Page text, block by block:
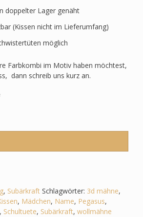
doppelter Lager genäht
(Kissen nicht im Lieferumfang)
möglich
Farbkombi im Motiv haben möchtest,
dann schreib uns kurz an.
, Subärkraft Schlagwörter: 3d mähne,
, Mädchen, Name, Pegasus,
, Schultuete, Subärkraft, wollmähne